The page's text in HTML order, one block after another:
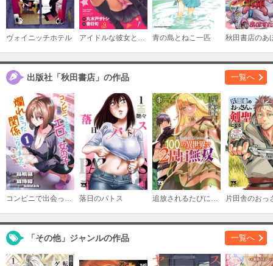
ヴォイニッチホテル 青の島とねこ一匹
出版社「秋田書店」の作品 一覧へ
コンビニで出会ったエロい女の子と爛れきった関係になりました。(話売り) 落日のパトス 追放されるたびにスキルを手に入れた俺が、100の異世界で2周目無双【電子単行本】
「その他」ジャンルの作品 一覧へ